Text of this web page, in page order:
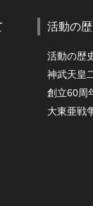
活動の
活動の歴
神武天皇
創立60周
大東亜戦